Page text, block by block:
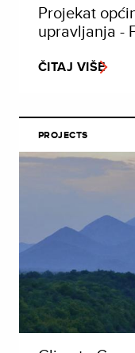
Projekat
upravljanja -
ČITAJ VIŠE
PROJECTS